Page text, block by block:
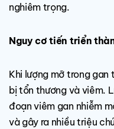
nghiêm trọng.
Nguy cơ tiến triển
Khi lượng mỡ trong
bị tổn thương và viêm.
đoạn viêm gan nhiễm
và gây ra nhiều triệu